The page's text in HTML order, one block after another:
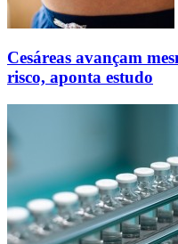
Cesáreas avançam
risco, aponta estudo